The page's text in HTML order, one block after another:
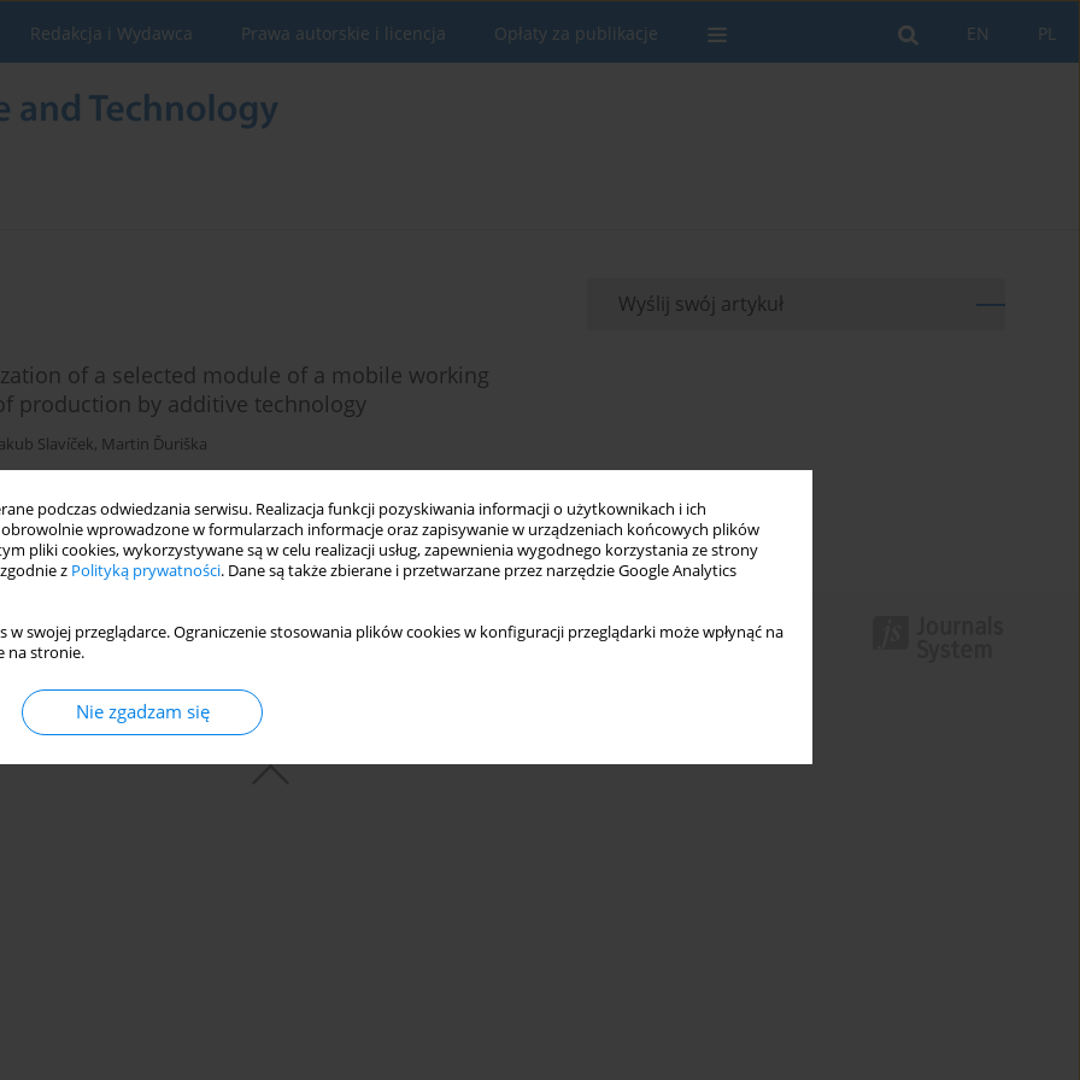
podczas odwiedzania serwisu. Realizacja funkcji pozyskiwania informacji o użytkownikach i ich
wprowadzone w formularzach informacje oraz zapisywanie w urządzeniach końcowych plików
pliki cookies, wykorzystywane są w celu realizacji usług, zapewnienia wygodnego korzystania ze strony
z Polityką prywatności. Dane są także zbierane i przetwarzane przez narzędzie Google Analytics
w swojej przeglądarce. Ograniczenie stosowania plików cookies w konfiguracji przeglądarki może wpłynąć na
na stronie.
Nie zgadzam się
PL
EN
Redakcja i Wydawca Prawa autorskie i licencja Opłaty za publikacje
of a selected module of a mobile working
production by additive technology
Slavíček, Martin Ďuriška
Statystyki
Wyślij swój artykuł
© 2006-2026 Journal hosting platform by